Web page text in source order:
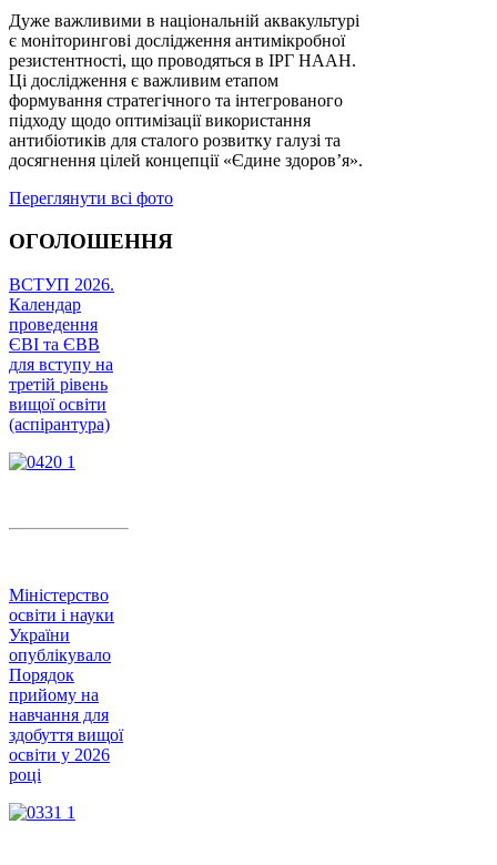
Дуже важливими в національній аквакультурі
є моніторингові дослідження антимікробної
резистентності, що проводяться в ІРГ НААН.
Ці дослідження є важливим етапом
формування стратегічного та інтегрованого
підходу щодо оптимізації використання
антибіотиків для сталого розвитку галузі та
досягнення цілей концепції «Єдине здоров’я».
Переглянути всі фото
ОГОЛОШЕННЯ
ВСТУП 2026.
Календар
проведення
ЄВІ та ЄВВ
для вступу на
третій рівень
вищої освіти
(аспірантура)
Міністерство
освіти і науки
України
опублікувало
Порядок
прийому на
навчання для
здобуття вищої
освіти у 2026
році